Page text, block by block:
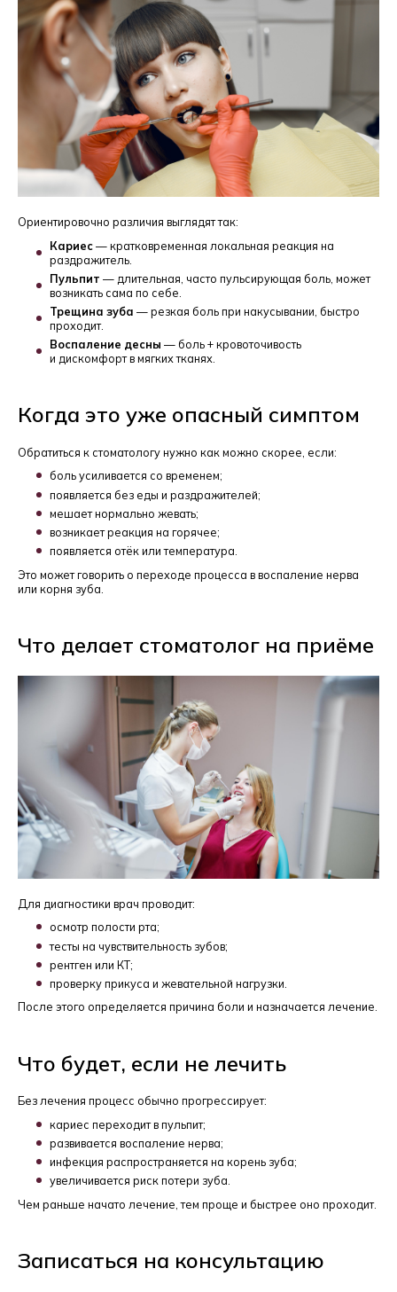
Ориентировочно различия выглядят так:
Кариес— кратковременная локальная реакция на
раздражитель.
Пульпит — длительная, часто пульсирующая боль, может
возникать сама по себе.
Трещина зуба — резкая боль при накусывании, быстро
проходит.
Воспаление десны — боль + кровоточивость
и дискомфорт в мягких тканях.
Когда это уже опасный симптом
Обратиться к стоматологу нужно как можно скорее, если:
боль усиливается со временем;
появляется без еды и раздражителей;
мешает нормально жевать;
возникает реакция на горячее;
появляется отёк или температура.
Это может говорить о переходе процесса в воспаление нерва
или корня зуба.
Что делает стоматолог на приёме
Для диагностики врач проводит:
осмотр полости рта;
тесты на чувствительность зубов;
рентген или КТ;
проверку прикуса и жевательной нагрузки.
После этого определяется причина боли и назначается лечение.
Что будет, если не лечить
Без лечения процесс обычно прогрессирует:
кариес переходит в пульпит;
развивается воспаление нерва;
инфекция распространяется на корень зуба;
увеличивается риск потери зуба.
Чем раньше начато лечение, тем проще и быстрее оно проходит.
Записаться на консультацию